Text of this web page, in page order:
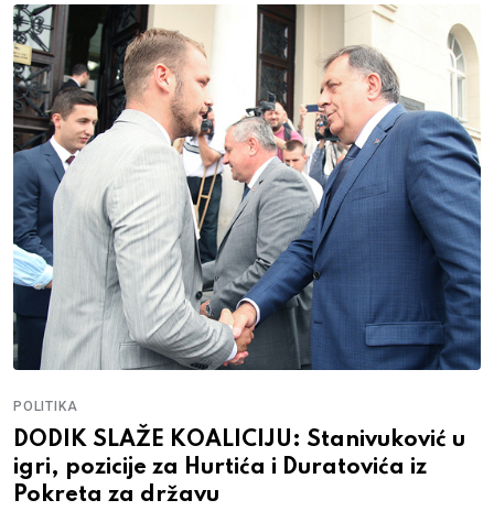
POLITIKA
DODIK SLAŽE KOALICIJU: Stanivuković u
igri, pozicije za Hurtića i Duratovića iz
Pokreta za državu